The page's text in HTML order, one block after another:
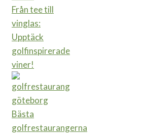
Från tee till
vinglas:
Upptäck
golfinspirerade
viner!
Bästa
golfrestaurangerna